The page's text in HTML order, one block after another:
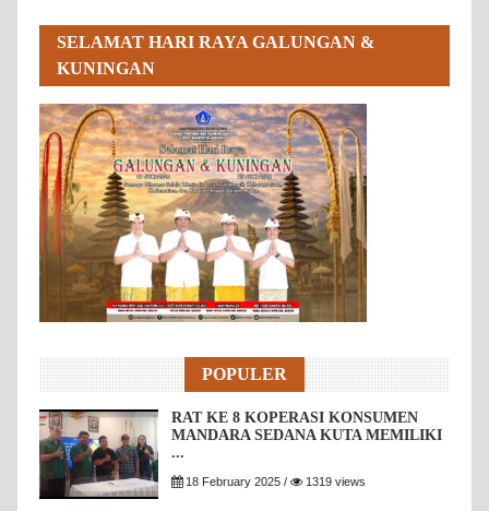
SELAMAT HARI RAYA GALUNGAN &
KUNINGAN
POPULER
RAT KE 8 KOPERASI KONSUMEN
MANDARA SEDANA KUTA MEMILIKI
...
18 February 2025 / 1319 views